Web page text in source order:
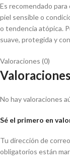
Es recomendado
piel sensible o
o tendencia atópica.
suave, protegida y
Valoraciones (0)
Valoraciones
No hay valoraciones
Sé el primero en
Tu dirección de
obligatorios están